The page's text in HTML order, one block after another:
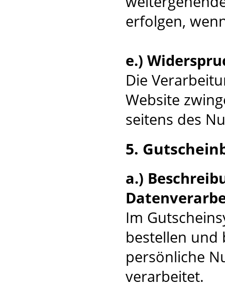
erfolgen,
e.)
Die
Website
seitens des
5.
a.)
Im
bestellen und
persönliche
verarbeitet.